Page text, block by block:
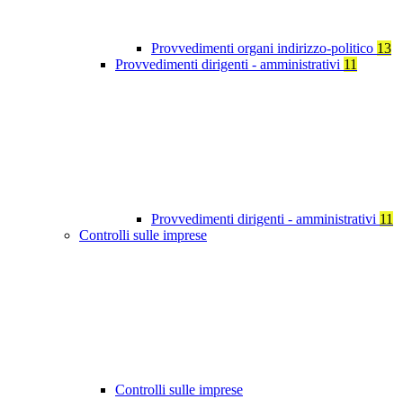
Provvedimenti organi indirizzo-politico 13
Provvedimenti dirigenti - amministrativi 11
Provvedimenti dirigenti - amministrativi 11
Controlli sulle imprese
Controlli sulle imprese